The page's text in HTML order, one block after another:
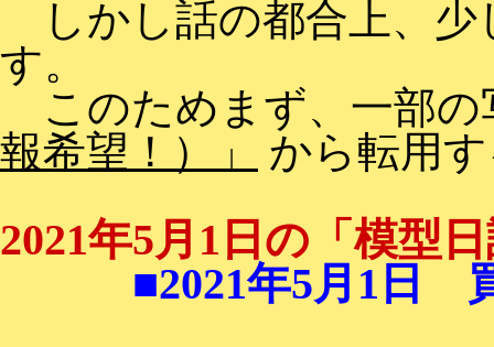
しかし話の都合上、少
す。
このためまず、一部の
報希望！）」
から転用
2021年5月1日の「模型
■2021年5月1日 買